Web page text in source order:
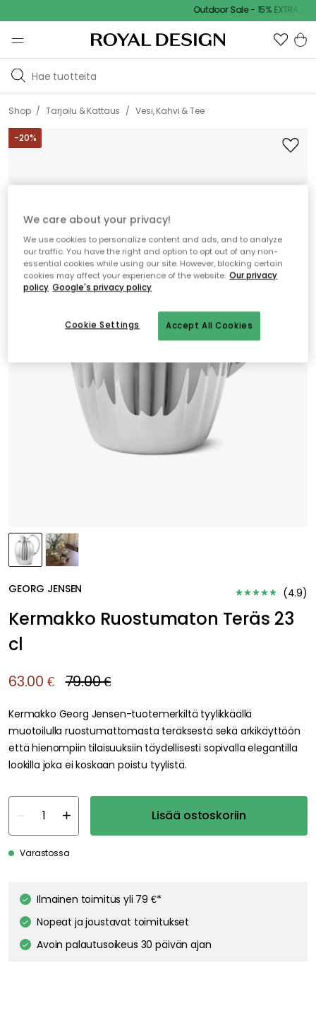
Outdoor Sale - 15% EXTRA
Shop / Tarjoilu & Kattaus / Vesi, Kahvi & Tee
-20%
GEORG JENSEN (4.9)
Kermakko Ruostumaton Teräs 23
cl
63.00 € 79.00 €
Kermakko Georg Jensen-tuotemerkiltä tyylikkäällä
muotoilulla ruostumattomasta teräksestä sekä arkikäyttöön
että hienompiin tilaisuuksiin täydellisesti sopivalla elegantilla
lookilla joka ei koskaan poistu tyylistä.
Lisää ostoskoriin
Varastossa
Ilmainen toimitus yli 79 €*
Nopeat ja joustavat toimitukset
Avoin palautusoikeus 30 päivän ajan
We care about your privacy!
We use cookies to personalize content and ads, and to analyze
our traffic. You have the right and option to opt out of any non-
essential cookies while using our site. However, blocking certain
cookies may affect your experience of the website. Our privacy
policy Google's privacy policy
Accept All Cookies
Cookie Settings